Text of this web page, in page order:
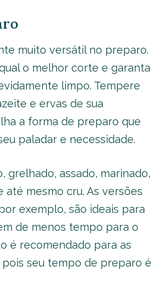
muito versátil no preparo.
o melhor corte e garanta
limpo. Tempere
e ervas de sua
a forma de preparo que
paladar e necessidade.
grelhado, assado, marinado,
até mesmo cru. As versões
exemplo, são ideais para
de menos tempo para o
é recomendado para as
seu tempo de preparo é